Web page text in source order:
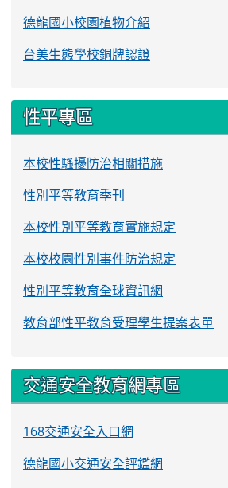
德龍國小校園植物介紹
台美生態學校銅牌認證
性平專區
本校性騷擾防治相關措施
性別平等教育季刊
本校性別平等教育實施規定
本校校園性別事件防治規定
性別平等教育全球資訊網
教育部性平教育受理學生提案表單
交通安全教育網專區
168交通安全入口網
德龍國小交通安全評鑑網